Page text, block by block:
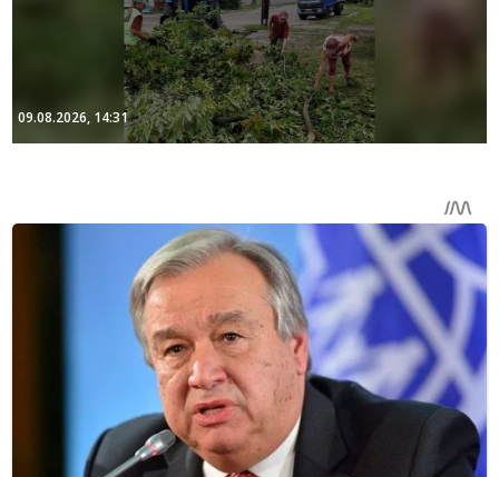
09.08.2026, 14:31